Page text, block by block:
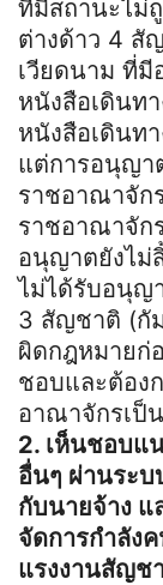
ที่มีสถานะไม่
ต่างด้าว 4 สั
เวียดนาม ที่มี
หนังสือเดินท
หนังสือเดินท
แต่การอนุญา
ราชอาณาจัก
ราชอาณาจัก
อนุญาตยังไม่
ไม่ได้รับอนุญ
3 สัญชาติ (กั
ผิดกฎหมายก่
ชอบและต้อง
อาณาจักรเป็
2. เห็นชอบแ
อื่นๆ ผ่านระบ
กับนายจ้าง แ
จัดการกำลัง
แรงงานสัญช